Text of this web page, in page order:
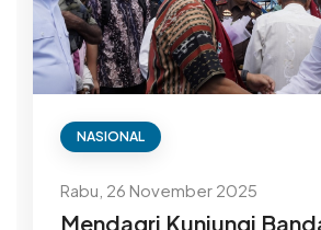
NASIONAL
Rabu, 26 November 2025
Mendagri Kunjungi